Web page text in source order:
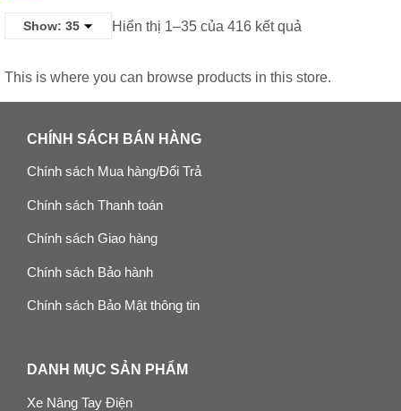
Hiển thị 1–35 của 416 kết quả
This is where you can browse products in this store.
CHÍNH SÁCH BÁN HÀNG
Chính sách Mua hàng/Đổi Trả
Chính sách Thanh toán
Chính sách Giao hàng
Chính sách Bảo hành
Chính sách Bảo Mật thông tin
DANH MỤC SẢN PHẨM
Xe Nâng Tay Điện